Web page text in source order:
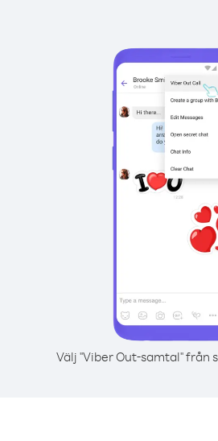
Välj "Viber Out-samtal" från